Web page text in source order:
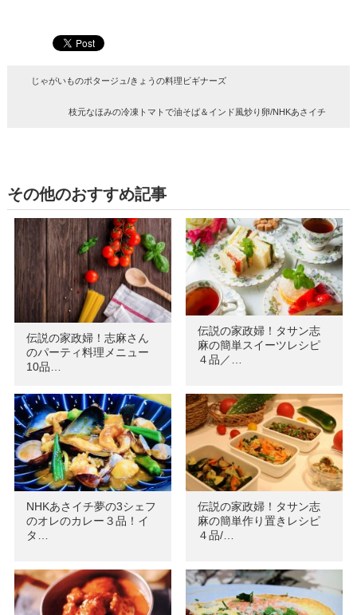
じゃがいものポタージュ/きょうの料理ビギナーズ
枝元なほみの冷凍トマトで油そば＆インド風炒り卵/NHKあさイチ
その他のおすすめ記事
伝説の家政婦！志麻さん
のパーティ料理メニュー
10品…
伝説の家政婦！タサン志
麻の簡単スイーツレシピ
４品／…
NHKあさイチ夢の3シェフ
のオレのカレー３品！イ
タ…
伝説の家政婦！タサン志
麻の簡単作り置きレシピ
４品/…